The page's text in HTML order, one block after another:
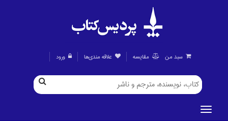
ورود علاقه مندی‌ها مقايسه سبد من